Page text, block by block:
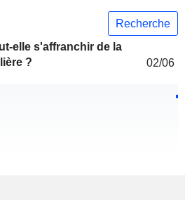
Recherche
elle s'affranchir de la
?
02/06